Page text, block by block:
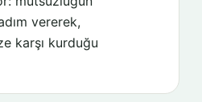
vererek,
karşı kurduğu